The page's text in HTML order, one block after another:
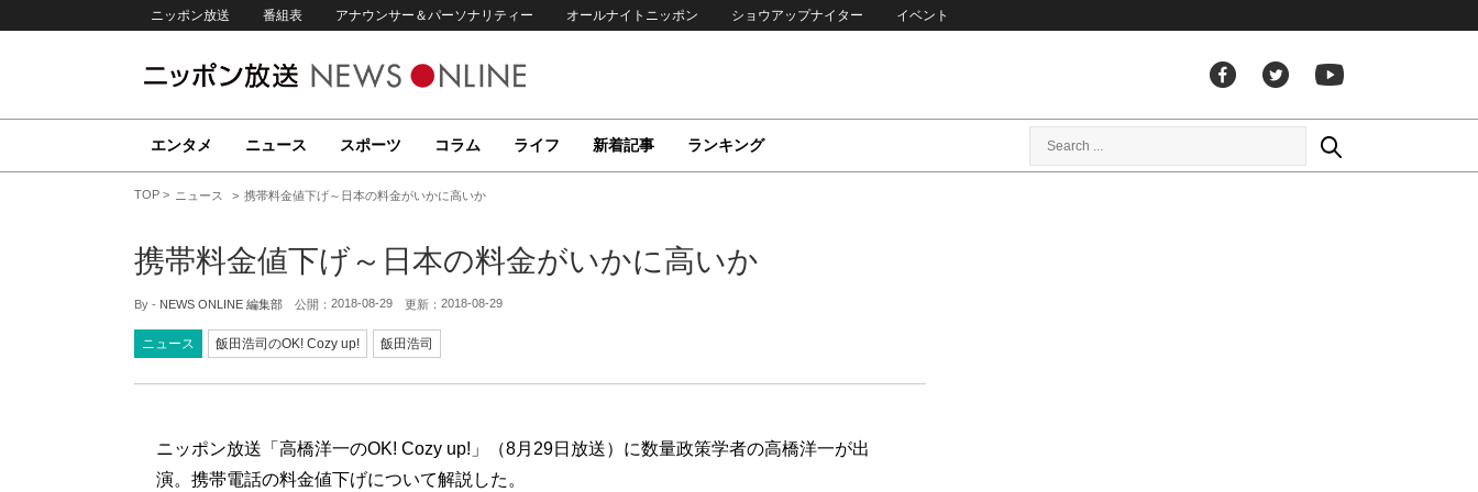
ニッポン放送 番組表 アナウンサー＆パーソナリティー オールナイトニッポン ショウアップナイター イベント
エンタメ ニュース スポーツ コラム ライフ 新着記事 ランキング
TOP ニュース 携帯料金値下げ～日本の料金がいかに高いか
携帯料金値下げ～日本の料金がいかに高いか
By - NEWS ONLINE 編集部 公開： 2018-08-29 更新： 2018-08-29
ニュース 飯田浩司のOK! Cozy up! 飯田浩司
ニッポン放送「高橋洋一のOK! Cozy up!」（8月29日放送）に数量政策学者の高橋洋一が出
演。携帯電話の料金値下げについて解説した。